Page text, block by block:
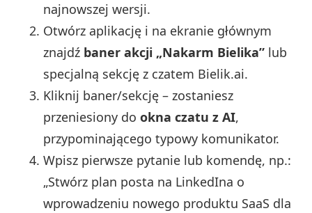
najnowszej wersji.
Otwórz aplikację i na ekranie głównym
znajdź baner akcji „Nakarm Bielika” lub
specjalną sekcję z czatem Bielik.ai.
Kliknij baner/sekcję – zostaniesz
przeniesiony dookna czatu z AI,
przypominającego typowy komunikator.
Wpisz pierwsze pytanie lub komendę, np.:
„Stwórz plan posta na LinkedIna o
wprowadzeniu nowego produktu SaaS dla